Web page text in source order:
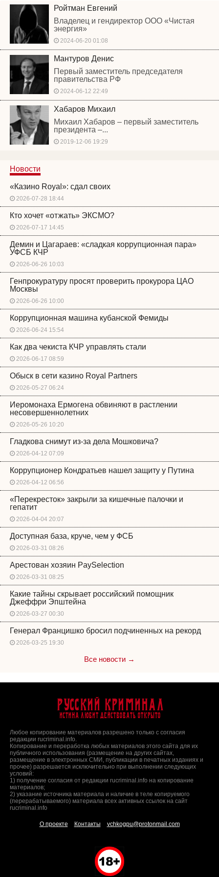
Ройтман Евгений
Владелец и гендиректор ООО «Чистая
энергия»
2024-06-20 01:08
Мантуров Денис
Первый заместитель председателя
правительства РФ
2024-06-12 22:49
Хабаров Михаил
Михаил Хабаров – первый заместитель
президента –...
2019-12-06 19:29
Новости
«Казино Royal»: сдал своих
2026-07-28 18:44
Кто хочет «отжать» ЭКСМО?
2026-07-17 14:45
Демин и Цагараев: «сладкая коррупционная пара»
УФСБ КЧР
2026-06-26 10:03
Генпрокуратуру просят проверить прокурора ЦАО
Москвы
2026-06-26 10:00
Коррупционная машина кубанской Фемиды
2026-06-24 15:54
Как два чекиста КЧР управлять стали
2026-06-17 08:59
Обыск в сети казино Royal Partners
2026-05-27 06:24
Иеромонаха Ермогена обвиняют в растлении
несовершеннолетних
2026-05-26 10:20
Гладкова снимут из-за дела Мошковича?
2026-04-12 07:09
Коррупционер Кондратьев нашел защиту у Путина
2026-04-12 06:56
«Перекресток» закрыли за кишечные палочки и
гепатит
2026-04-04 20:07
Доступная база, круче, чем у ФСБ
2026-03-31 08:26
Арестован хозяин PaySelection
2026-03-31 08:25
Какие тайны скрывает российский помощник
Джеффри Эпштейна
2026-03-27 00:30
Генерал Францишко бросил подчиненных на рекорд
2026-03-25 19:30
Все новости →
Русский Криминал
Истина любит действовать открыто
Любое копирование материалов разрешено только с согласия
редакции rucriminal.info.
Копирование и переработка любых материалов этого сайта для их
публичного использования (размещение на других сайтах,
размещение в электронных СМИ, публикации в печатных изданиях и
прочее) разрешается исключительно при выполнении следующих
условий:
1) получение согласия от редакции rucriminal.info на копирование
материалов;
2) указание источника материала и наличие в теле копируемого
(перерабатываемого) материала всех активных ссылок на сайт
rucriminal.info
О проекте Контакты vchkogpu@protonmail.com